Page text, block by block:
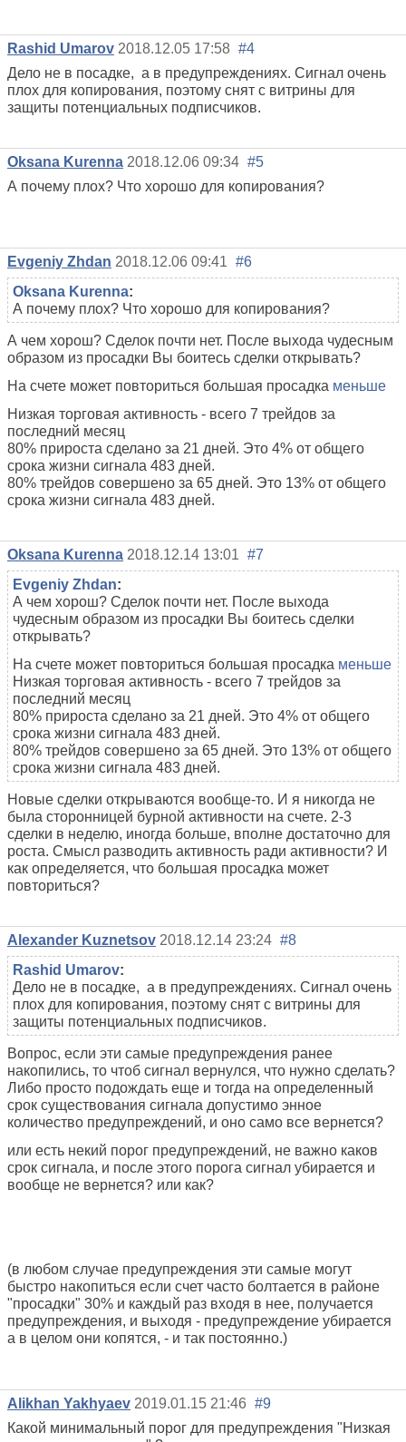
Rashid Umarov 2018.12.05 17:58 #4
Дело не в посадке, а в предупреждениях. Сигнал очень
плох для копирования, поэтому снят с витрины для
защиты потенциальных подписчиков.
Oksana Kurenna 2018.12.06 09:34 #5
А почему плох? Что хорошо для копирования?
Evgeniy Zhdan 2018.12.06 09:41 #6
Oksana Kurenna:
А почему плох? Что хорошо для копирования?
А чем хорош? Сделок почти нет. После выхода чудесным
образом из просадки Вы боитесь сделки открывать?
На счете может повториться большая просадка меньше
Низкая торговая активность - всего 7 трейдов за
последний месяц
80% прироста сделано за 21 дней. Это 4% от общего
срока жизни сигнала 483 дней.
80% трейдов совершено за 65 дней. Это 13% от общего
срока жизни сигнала 483 дней.
Oksana Kurenna 2018.12.14 13:01 #7
Evgeniy Zhdan:
А чем хорош? Сделок почти нет. После выхода
чудесным образом из просадки Вы боитесь сделки
открывать?
На счете может повториться большая просадка меньше
Низкая торговая активность - всего 7 трейдов за
последний месяц
80% прироста сделано за 21 дней. Это 4% от общего
срока жизни сигнала 483 дней.
80% трейдов совершено за 65 дней. Это 13% от общего
срока жизни сигнала 483 дней.
Новые сделки открываются вообще-то. И я никогда не
была сторонницей бурной активности на счете. 2-3
сделки в неделю, иногда больше, вполне достаточно для
роста. Смысл разводить активность ради активности? И
как определяется, что большая просадка может
повториться?
Alexander Kuznetsov 2018.12.14 23:24 #8
Rashid Umarov:
Дело не в посадке, а в предупреждениях. Сигнал очень
плох для копирования, поэтому снят с витрины для
защиты потенциальных подписчиков.
Вопрос, если эти самые предупреждения ранее
накопились, то чтоб сигнал вернулся, что нужно сделать?
Либо просто подождать еще и тогда на определенный
срок существования сигнала допустимо энное
количество предупреждений, и оно само все вернется?
или есть некий порог предупреждений, не важно каков
срок сигнала, и после этого порога сигнал убирается и
вообще не вернется? или как?
(в любом случае предупреждения эти самые могут
быстро накопиться если счет часто болтается в районе
"просадки" 30% и каждый раз входя в нее, получается
предупреждения, и выходя - предупреждение убирается
а в целом они копятся, - и так постоянно.)
Alikhan Yakhyaev 2019.01.15 21:46 #9
Какой минимальный порог для предупреждения "Низкая